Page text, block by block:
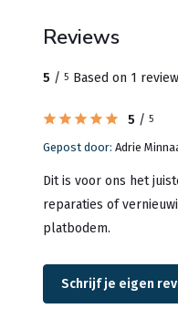
Reviews
5 / 5 Based on 1
5 / 5
Gepost door: Adrie
Dit is voor ons het
reparaties of
platbodem.
Schrijf je eigen